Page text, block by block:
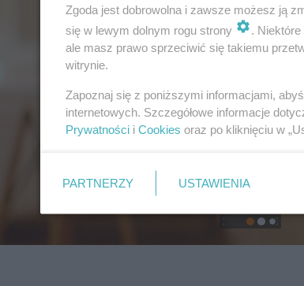
Zgoda jest dobrowolna i zawsze możesz ją
się w lewym dolnym rogu strony
.
ale masz prawo sprzeciwić się takiemu
witrynie.
Zapoznaj się z poniższymi informacjami,
internetowych. Szczegółowe informacje
Prywatności i Cookies oraz po kliknięciu w
PARTNERZY USTAWIENIA